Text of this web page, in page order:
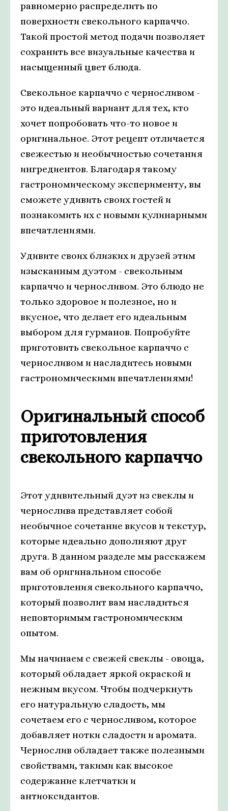
равномерно распределить по
поверхности свекольного карпаччо.
Такой простой метод подачи позволяет
сохранить все визуальные качества и
насыщенный цвет блюда.
Свекольное карпаччо с черносливом -
это идеальный вариант для тех, кто
хочет попробовать что-то новое и
оригинальное. Этот рецепт отличается
свежестью и необычностью сочетания
ингредиентов. Благодаря такому
гастрономическому эксперименту, вы
сможете удивить своих гостей и
познакомить их с новыми кулинарными
впечатлениями.
Удивите своих близких и друзей этим
изысканным дуэтом - свекольным
карпаччо и черносливом. Это блюдо не
только здоровое и полезное, но и
вкусное, что делает его идеальным
выбором для гурманов. Попробуйте
приготовить свекольное карпаччо с
черносливом и насладитесь новыми
гастрономическими впечатлениями!
Оригинальный способ
приготовления
свекольного карпаччо
Этот удивительный дуэт из свеклы и
чернослива представляет собой
необычное сочетание вкусов и текстур,
которые идеально дополняют друг
друга. В данном разделе мы расскажем
вам об оригинальном способе
приготовления свекольного карпаччо,
который позволит вам насладиться
неповторимым гастрономическим
опытом.
Мы начинаем с свежей свеклы - овоща,
который обладает яркой окраской и
нежным вкусом. Чтобы подчеркнуть
его натуральную сладость, мы
сочетаем его с черносливом, которое
добавляет нотки сладости и аромата.
Чернослив обладает также полезными
свойствами, такими как высокое
содержание клетчатки и
антиоксидантов.